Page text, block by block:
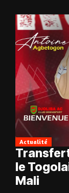
Actualité
le
Mali